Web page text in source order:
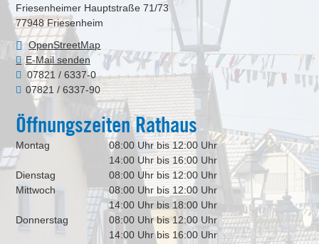
Friesenheimer Hauptstraße 71/73
77948 Friesenheim
OpenStreetMap
E-Mail senden
07821 / 6337-0
07821 / 6337-90
Öffnungszeiten Rathaus
Montag
08:00 Uhr bis 12:00 Uhr
14:00 Uhr bis 16:00 Uhr
Dienstag
08:00 Uhr bis 12:00 Uhr
Mittwoch
08:00 Uhr bis 12:00 Uhr
14:00 Uhr bis 18:00 Uhr
Donnerstag
08:00 Uhr bis 12:00 Uhr
14:00 Uhr bis 16:00 Uhr